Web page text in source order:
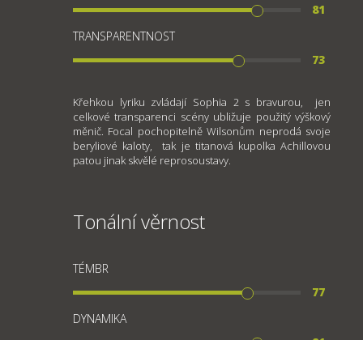
81
TRANSPARENTNOST
73
Křehkou lyriku zvládají Sophia 2 s bravurou, jen
celkové transparenci scény ubližuje použitý výškový
měnič. Focal pochopitelně Wilsonům neprodá svoje
beryliové kaloty, tak je titanová kupolka Achillovou
patou jinak skvělé reprosoustavy.
Tonální věrnost
TÉMBR
77
DYNAMIKA